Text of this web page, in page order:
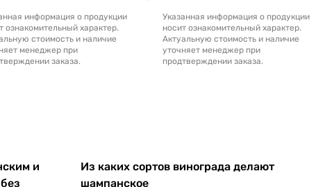
информация о продукции
ознакомительный характер.
стоимость и наличие
менеджер при
заказа.
Указанная информация о продукции
носит ознакомительный характер.
Актуальную стоимость и наличие
уточняет менеджер при
продтверждении заказа.
и
Из каких сортов винограда делают
шампанское